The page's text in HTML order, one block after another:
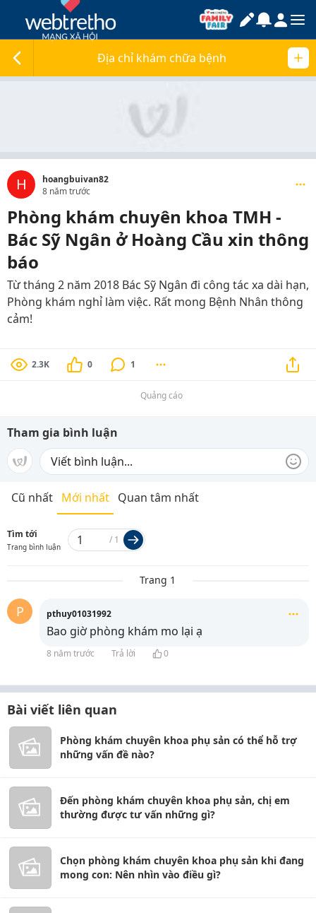
Địa chỉ khám chữa bệnh
H
hoangbuivan82
8 năm trước
Phòng khám chuyên khoa TMH -
Bác Sỹ Ngân ở Hoàng Cầu xin thông
báo
Từ tháng 2 năm 2018 Bác Sỹ Ngân đi công tác xa dài hạn,
Phòng khám nghỉ làm việc. Rất mong Bệnh Nhân thông
cảm!
2.3K 0 1
Quảng cáo
Tham gia bình luận
Cũ nhất Mới nhất Quan tâm nhất
Tìm tới
Trang bình luận
/ 1
Trang 1
P pthuy01031992
Bao giờ phòng khám mo lại ạ
8 năm trước Trả lời 0
Bài viết liên quan
Phòng khám chuyên khoa phụ sản có thể hỗ trợ
những vấn đề nào?
Đến phòng khám chuyên khoa phụ sản, chị em
thường được tư vấn những gì?
Chọn phòng khám chuyên khoa phụ sản khi đang
mong con: Nên nhìn vào điều gì?